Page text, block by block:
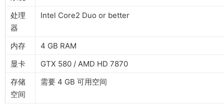
处理
器
Intel Core2 Duo or better
内存
4 GB RAM
显卡
GTX 580 / AMD HD 7870
存储
空间
需要 4 GB 可用空间